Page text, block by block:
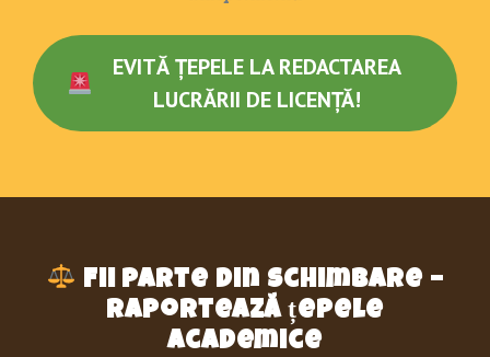
EVITĂ ȚEPELE LA REDACTAREA
LUCRĂRII DE LICENȚĂ!
Fii parte din schimbare –
raportează țepele
academice